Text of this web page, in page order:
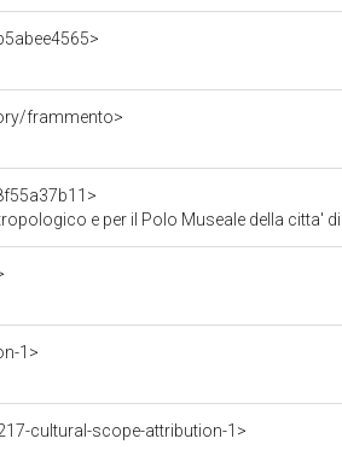
frammento>
e per il Polo Museale della citta' di
1>
cultural-scope-attribution-1>